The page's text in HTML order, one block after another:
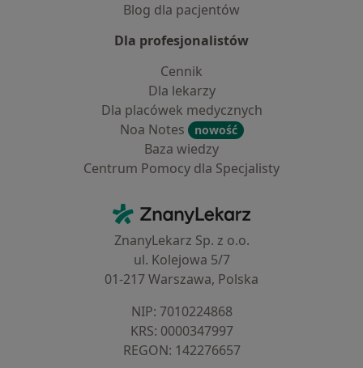
Blog dla pacjentów
Dla profesjonalistów
Cennik
Dla lekarzy
Dla placówek medycznych
Noa Notes
nowość
Baza wiedzy
Centrum Pomocy dla Specjalisty
ZnanyLekarz - Strona główna
ZnanyLekarz Sp. z o.o.
ul. Kolejowa 5/7
01-217 Warszawa, Polska
NIP: ⁠7010224868
KRS: ⁠0000347997
REGON: ⁠142276657